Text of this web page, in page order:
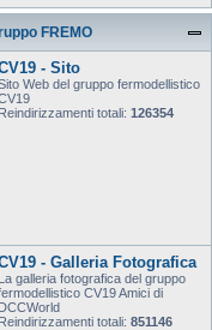
FREMO
- Sito
Web del gruppo fermodellistico
Reindirizzamenti totali: 126354
- Galleria Fotografica
La galleria fotografica del gruppo
CV19 Amici di
DCCWorld
Reindirizzamenti totali: 851146